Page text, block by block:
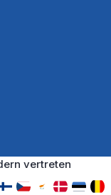
vertreten